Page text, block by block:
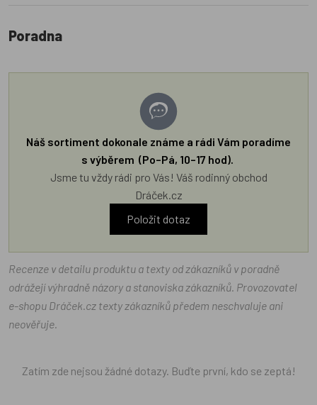
Poradna
Náš sortiment dokonale známe a rádi Vám poradíme
s výběrem (Po–Pá, 10–17 hod).
Jsme tu vždy rádi pro Vás! Váš rodinný obchod
Dráček.cz
Položit dotaz
Recenze v detailu produktu a texty od zákazníků v poradně
odrážejí výhradně názory a stanoviska zákazníků. Provozovatel
e-shopu Dráček.cz texty zákazníků předem neschvaluje ani
neověřuje.
Zatím zde nejsou žádné dotazy. Buďte první, kdo se zeptá!